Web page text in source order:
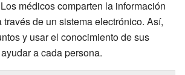
médicos comparten la información
de un sistema electrónico. Así,
y usar el conocimiento de sus
a cada persona.